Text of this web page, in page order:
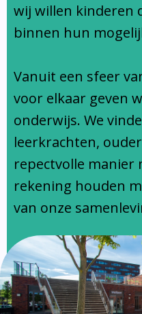
wij willen kinderen
binnen hun
Vanuit een sfeer
voor elkaar geven
onderwijs. We
leerkrachten,
repectvolle manier
rekening houden
van onze